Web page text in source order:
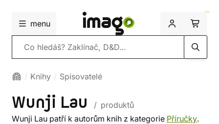
menu
Vyhledávání
Knihy Spisovatelé
Wunji Lau
/ produktů
Wunji Lau patří k autorům knih z kategorie Příručky.